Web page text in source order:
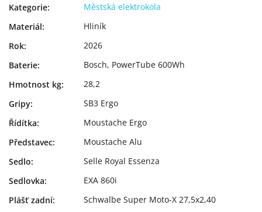
Kategorie:
Městská elektrokola
Materiál:
Hliník
Rok:
2026
Baterie:
Bosch, PowerTube 600Wh
Hmotnost kg:
28,2
Gripy:
SB3 Ergo
Řídítka:
Moustache Ergo
Představec:
Moustache Alu
Sedlo:
Selle Royal Essenza
Sedlovka:
EXA 860i
Plášť zadní:
Schwalbe Super Moto-X 27,5x2,40